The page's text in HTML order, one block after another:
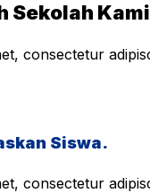
Sekolah
consectetur
Siswa.
consectetur